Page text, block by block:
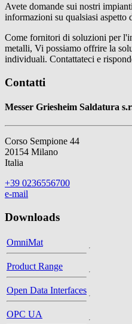
Avete domande sui nostri
informazioni su qualsiasi aspetto
Come fornitori di soluzioni per
metalli, Vi possiamo offrire la
individuali. Contattateci e
Contatti
Messer Griesheim Saldatura
Corso Sempione 44
20154 Milano
Italia
+39 0236556700
e-mail
Downloads
OmniMat
Product Range
Open Data Interfaces
OPC UA